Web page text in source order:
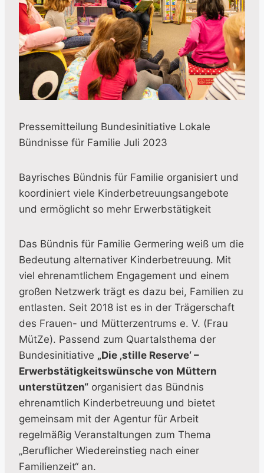
Pressemitteilung Bundesinitiative Lokale
Bündnisse für Familie Juli 2023
Bayrisches Bündnis für Familie organisiert und
koordiniert viele Kinderbetreuungsangebote
und ermöglicht so mehr Erwerbstätigkeit
Das Bündnis für Familie Germering weiß um die
Bedeutung alternativer Kinderbetreuung. Mit
viel ehrenamtlichem Engagement und einem
großen Netzwerk trägt es dazu bei, Familien zu
entlasten. Seit 2018 ist es in der Trägerschaft
des Frauen- und Mütterzentrums e. V. (Frau
MütZe). Passend zum Quartalsthema der
Bundesinitiative „Die ‚stille Reserve‘ –
Erwerbstätigkeitswünsche von Müttern
unterstützen“ organisiert das Bündnis
ehrenamtlich Kinderbetreuung und bietet
gemeinsam mit der Agentur für Arbeit
regelmäßig Veranstaltungen zum Thema
„Beruflicher Wiedereinstieg nach einer
Familienzeit“ an.